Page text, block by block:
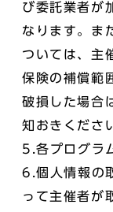
び委託業者が
なります。ま
ついては、主
保険の補償範
破損した場合
知おきくださ
5.各プログラ
6.個人情報の
って主催者が